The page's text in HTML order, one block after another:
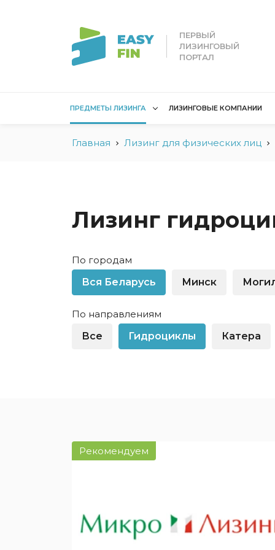
ПЕРВЫЙ
ЛИЗИНГОВЫЙ
ПОРТАЛ
ПРЕДМЕТЫ ЛИЗИНГА
Лизинг для
Для юридических лиц в
Коммерческий
транспорт
Крупный бизнес
Легковые автомобили
Малый бизнес
Недвижимость для
Лизинг
Для
физлиц
ЛИЗИНГОВЫЕ КОМПАНИИ
Главная Лизинг для физических лиц
Лизинг
По городам
Вся Беларусь
Минск
По направлениям
Все
Гидроциклы Катера
Рекомендуем